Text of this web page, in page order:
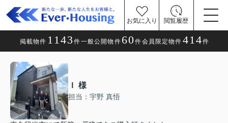
お気に入り 閲覧履歴
掲載物件 1143件一般公開物件 60件会員限定物件 414件
Ｉ 様
担当：宇野 真悟